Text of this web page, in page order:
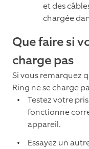
et des
chargée
Que faire si
charge pas
Si vous remarquez
Ring ne se charge
Testez votre
fonctionne
appareil.
Essayez un